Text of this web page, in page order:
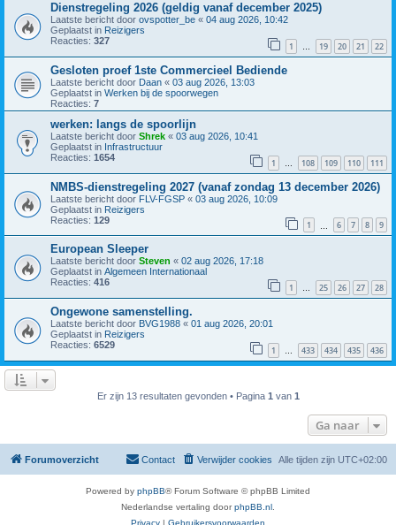
Dienstregeling 2026 (geldig vanaf december 2025)
Laatste bericht door ovspotter_be « 04 aug 2026, 10:42
Geplaatst in Reizigers
Reacties: 327 1 … 19 20 21 22
Gesloten proef 1ste Commercieel Bediende
Laatste bericht door Daan « 03 aug 2026, 13:03
Geplaatst in Werken bij de spoorwegen
Reacties: 7
werken: langs de spoorlijn
Laatste bericht door Shrek « 03 aug 2026, 10:41
Geplaatst in Infrastructuur
Reacties: 1654 1 … 108 109 110 111
NMBS-dienstregeling 2027 (vanaf zondag 13 december 2026)
Laatste bericht door FLV-FGSP « 03 aug 2026, 10:09
Geplaatst in Reizigers
Reacties: 129 1 6 7 8 9
European Sleeper
Laatste bericht door Steven « 02 aug 2026, 17:18
Geplaatst in Algemeen Internationaal
Reacties: 416 1 … 25 26 27 28
Ongewone samenstelling.
Laatste bericht door BVG1988 « 01 aug 2026, 20:01
Geplaatst in Reizigers
Reacties: 6529 1 … 433 434 435 436
Er zijn 13 resultaten gevonden • Pagina 1 van 1
Ga naar
Forumoverzicht Alle tijden zijn UTC+02:00
Verwijder cookies
Contact
Powered by phpBB® Forum Software © phpBB Limited
Nederlandse vertaling doorphpBB.nl
Privacy | Gebruikersvoorwaarden